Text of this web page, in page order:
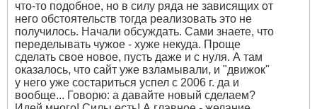
что-то подобное, но в силу ряда не зависящих от
него обстоятельств тогда реализовать это не
получилось. Начали обсуждать. Сами знаете, что
переделывать чужое - хуже некуда. Проще
сделать свое новое, пусть даже и с нуля. А там
оказалось, что сайт уже взламывали, и "движок"
у него уже состариться успел с 2006 г. да и
вообще... Говорю: а давайте новый сделаем?